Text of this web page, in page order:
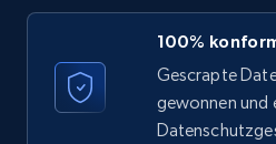
URL, ID, User id, Use url,
text, Date posted, and
100%
Gescrapte
gewonnen und